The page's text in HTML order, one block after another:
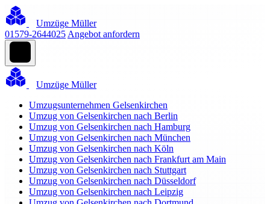
Umzüge Müller
01579-2644025 Angebot anfordern
Umzüge Müller
Umzugsunternehmen Gelsenkirchen
Umzug von Gelsenkirchen nach Berlin
Umzug von Gelsenkirchen nach Hamburg
Umzug von Gelsenkirchen nach München
Umzug von Gelsenkirchen nach Köln
Umzug von Gelsenkirchen nach Frankfurt am Main
Umzug von Gelsenkirchen nach Stuttgart
Umzug von Gelsenkirchen nach Düsseldorf
Umzug von Gelsenkirchen nach Leipzig